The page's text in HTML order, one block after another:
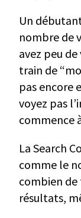
Un
nombre de
avez peu
train de
pas encore
voyez pas
commence
La Search
comme le
combien de
résultats,